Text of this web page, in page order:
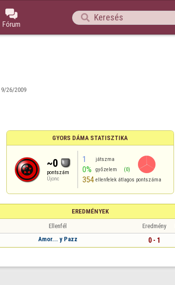

Fórum

9/26/2009
GYORS DÁMA STATISZTIKA
~0
pontszám
Újonc
1 játszma
0% győzelem (0)
354 ellenfelek átlagos pontszáma
EREDMÉNYEK
Ellenfél Eredmény
Amor... y Pazz 0 - 1